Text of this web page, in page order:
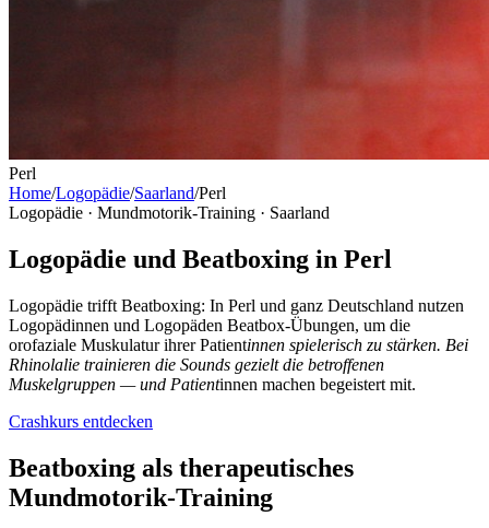
Perl
Home/Logopädie/Saarland/Perl
Logopädie · Mundmotorik-Training · Saarland
Logopädie und Beatboxing in Perl
Logopädie trifft Beatboxing: In Perl und ganz Deutschland nutzen
Logopädinnen und Logopäden Beatbox-Übungen, um die
orofaziale Muskulatur ihrer Patientinnen spielerisch zu stärken. Bei
Rhinolalie trainieren die Sounds gezielt die betroffenen
Muskelgruppen — und Patientinnen machen begeistert mit.
Crashkurs entdecken
Beatboxing als therapeutisches
Mundmotorik-Training